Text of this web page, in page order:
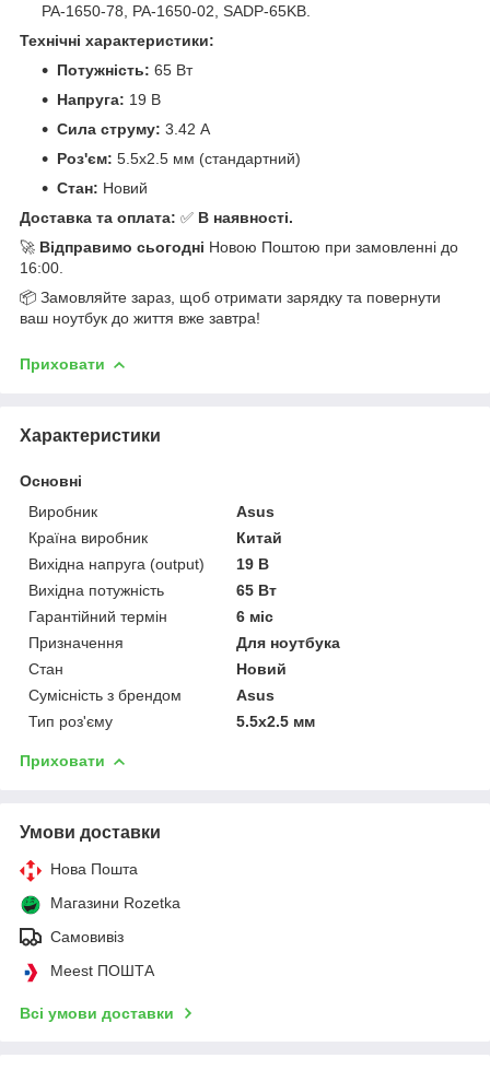
PA-1650-78, PA-1650-02, SADP-65KB.
Технічні характеристики:
Потужність: 65 Вт
Напруга: 19 В
Сила струму: 3.42 А
Роз'єм: 5.5x2.5 мм (стандартний)
Стан: Новий
Доставка та оплата: ✅ В наявності.
🚀 Відправимо сьогодні Новою Поштою при замовленні до
16:00.
📦 Замовляйте зараз, щоб отримати зарядку та повернути
ваш ноутбук до життя вже завтра!
Приховати
Характеристики
Основні
Виробник
Asus
Країна виробник
Китай
Вихідна напруга (output)
19 В
Вихідна потужність
65 Вт
Гарантійний термін
6 міс
Призначення
Для ноутбука
Стан
Новий
Сумісність з брендом
Asus
Тип роз'єму
5.5x2.5 мм
Приховати
Умови доставки
Нова Пошта
Магазини Rozetka
Самовивіз
Meest ПОШТА
Всі умови доставки